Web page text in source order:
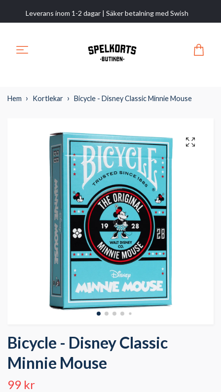
Leverans inom 1-2 dagar | Säker betalning med Swish
Hem Kortlekar Bicycle - Disney Classic Minnie Mouse
Bicycle - Disney Classic
Minnie Mouse
99 kr